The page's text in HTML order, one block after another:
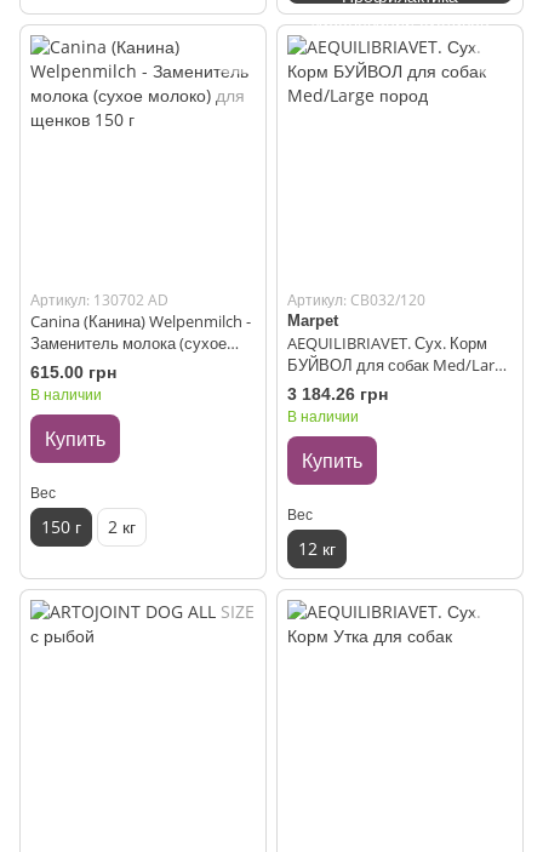
заболеваний суставов
Артикул: 130702 AD
Canina (Канина) Welpenmilch -
Заменитель молока (сухое
молоко) для щенков 150 г
615.00 грн
В наличии
Купить
Вес
150 г 2 кг
Артикул: CB032/120
Marpet
AEQUILIBRIAVET. Сух. Корм
БУЙВОЛ для собак Med/Large
пород
3 184.26 грн
В наличии
Купить
Вес
12 кг